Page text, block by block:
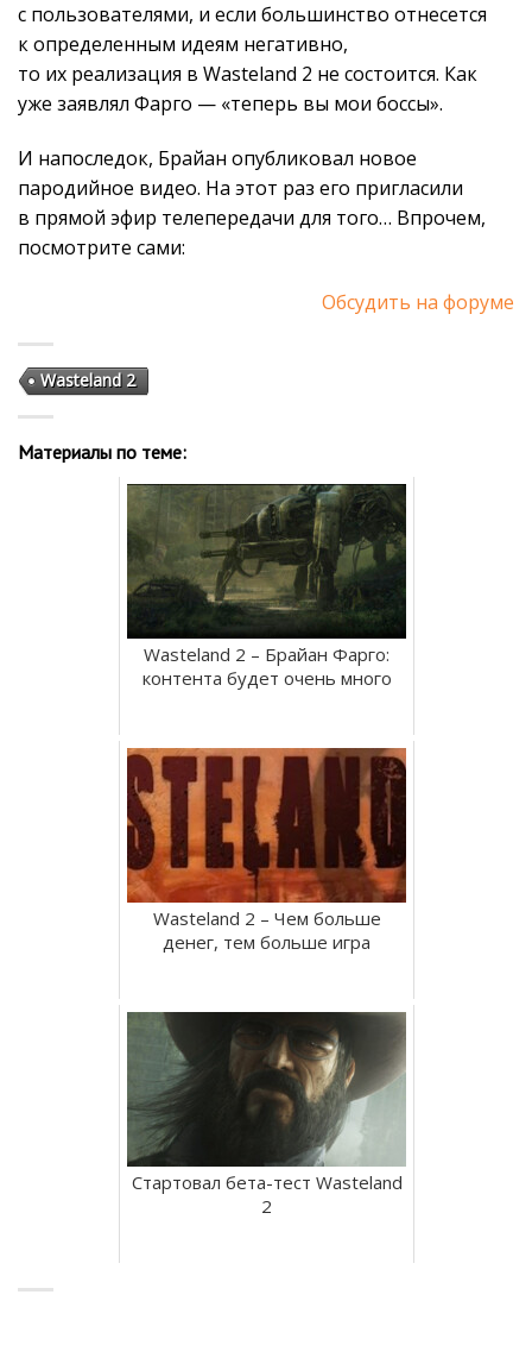
с пользователями, и если большинство отнесется
к определенным идеям негативно,
то их реализация в Wasteland 2 не состоится. Как
уже заявлял Фарго — «теперь вы мои боссы».
И напоследок, Брайан опубликовал новое
пародийное видео. На этот раз его пригласили
в прямой эфир телепередачи для того… Впрочем,
посмотрите сами:
Обсудить на форуме
Wasteland 2
Материалы по теме:
Wasteland 2 – Брайан Фарго:
контента будет очень много
Wasteland 2 – Чем больше
денег, тем больше игра
Стартовал бета-тест Wasteland
2